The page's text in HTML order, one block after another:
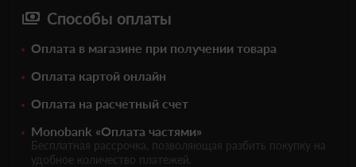
Способы оплаты
Оплата в магазине при получении товара
Оплата картой онлайн
Оплата на расчетный счет
Monobank «Оплата частями»
Бесплатная рассрочка, позволяющая разбить покупку на
удобное количество платежей.